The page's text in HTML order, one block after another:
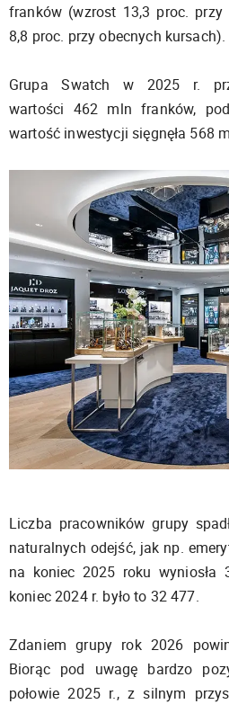
franków (wzrost 13,3 proc.
8,8 proc. przy obecnych kursach).
Grupa Swatch w 2025 r.
wartości 462 mln franków,
wartość inwestycji sięgnęła 568
Liczba pracowników grupy
naturalnych odejść, jak np.
na koniec 2025 roku wyniosła
koniec 2024 r. było to 32 477.
Zdaniem grupy rok 2026
Biorąc pod uwagę bardzo
połowie 2025 r., z silnym